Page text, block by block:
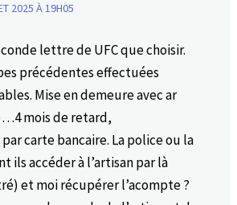
2025 À 19H05
lettre de UFC que choisir.
précédentes effectuées
Mise en demeure avec ar
mois de retard,
carte bancaire. La police ou la
ils accéder à l’artisan par là
et moi récupérer l’acompte ?